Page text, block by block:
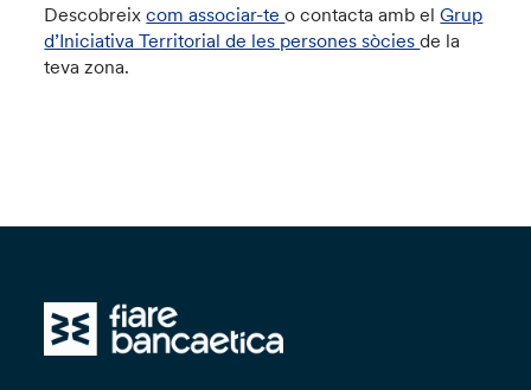
Descobreixcom associar-teo contacta amb elGrup
d’Iniciativa Territorial de les persones sòciesde la
teva zona.